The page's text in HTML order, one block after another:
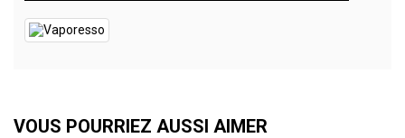
VOUS POURRIEZ AUSSI AIMER